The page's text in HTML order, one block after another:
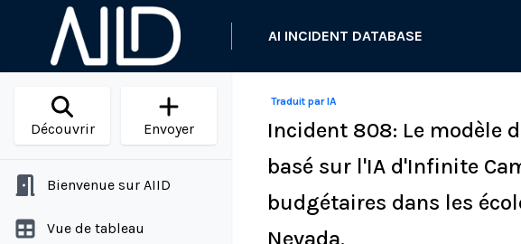
AI INCIDENT DATABASE
Découvrir Envoyer
Bienvenue sur AIID
Vue de tableau
Traduit par IA
Incident 808: Le modèle
basé sur l'IA d'Infinite
budgétaires dans les
Nevada.